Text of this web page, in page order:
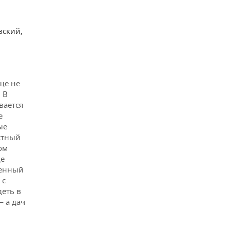
плату)
не
В
в
а дач